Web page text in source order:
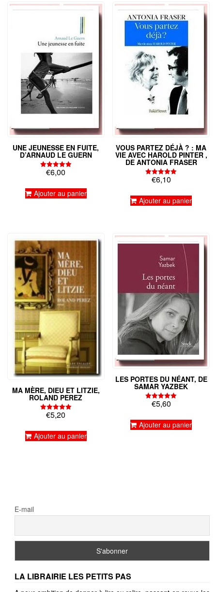
UNE JEUNESSE EN FUITE,
D’ARNAUD LE GUERN
Note
5.00
€6,00
Ajouter au panier
VOUS PARTEZ DÉJÀ ? : MA
VIE AVEC HAROLD PINTER ,
DE ANTONIA FRASER
Note
5.00
€6,10
Ajouter au panier
MA MÈRE, DIEU ET LITZIE,
ROLAND PEREZ
Note
5.00
€5,20
Ajouter au panier
LES PORTES DU NÉANT, DE
SAMAR YAZBEK
Note
5.00
€5,60
Ajouter au panier
E-mail
LA LIBRAIRIE LES PETITS PAS